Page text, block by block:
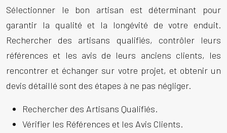
Sélectionner le bon artisan est déterminant pour
garantir la qualité et la longévité de votre enduit.
Rechercher des artisans qualifiés, contrôler leurs
références et les avis de leurs anciens clients, les
rencontrer et échanger sur votre projet, et obtenir un
devis détaillé sont des étapes à ne pas négliger.
Rechercher des Artisans Qualifiés.
Vérifier les Références et les Avis Clients.